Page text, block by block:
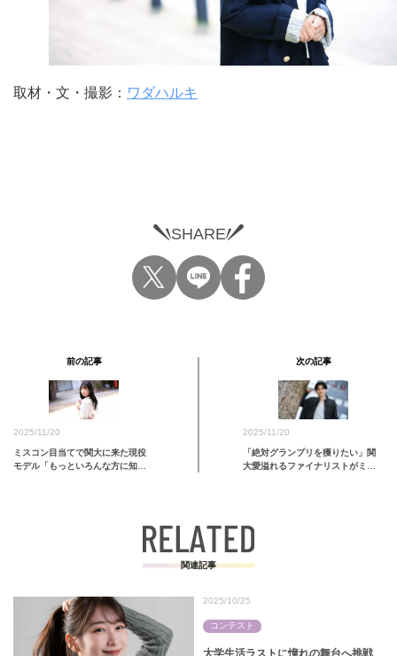
取材・文・撮影： ワダハルキ
SHARE
前の記事
2025/11/20
ミスコン目当てで関大に来た現役
モデル「もっといろんな方に知っ
次の記事
2025/11/20
「絶対グランプリを獲りたい」関
大愛溢れるファイナリストがミス
関連記事
大学生活ラストに憧れの舞台へ挑戦
2025/10/25
コンテスト